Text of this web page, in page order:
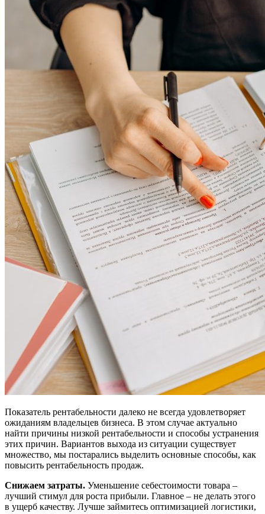
Показатель рентабельности далеко не всегда удовлетворяет
ожиданиям владельцев бизнеса. В этом случае актуально
найти причины низкой рентабельности и способы устранения
этих причин. Вариантов выхода из ситуации существует
множество, мы постарались выделить основные способы, как
повысить рентабельность продаж.
Снижаем затраты. Уменьшение себестоимости товара –
лучший стимул для роста прибыли. Главное – не делать этого
в ущерб качеству. Лучше займитесь оптимизацией логистики,